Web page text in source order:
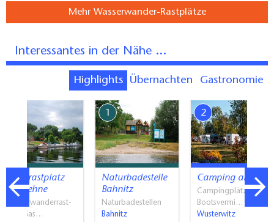
Mehr Wasserwander-Rastplätze
Interessantes in der Nähe ...
Highlights Übernachten Gastronomie
Kanurastplatz
Strodehne
Wasserwanderrast-
und Gas…
1
Naturbadestelle
Bahnitz
Naturbadestellen
Bahnitz
2
Camping am See
Campingplätze,
Bootsvermi…
Wusterwitz